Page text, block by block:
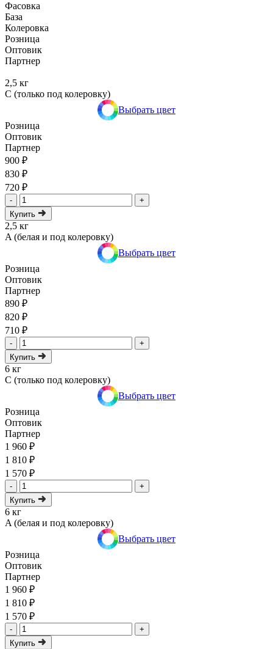
Фасовка
База
Колеровка
Розница
Оптовик
Партнер
2,5 кг
C (только под колеровку)
Выбрать цвет
Розница
Оптовик
Партнер
900 ₽
830 ₽
720 ₽
-
+
Купить
2,5 кг
A (белая и под колеровку)
Выбрать цвет
Розница
Оптовик
Партнер
890 ₽
820 ₽
710 ₽
-
+
Купить
6 кг
C (только под колеровку)
Выбрать цвет
Розница
Оптовик
Партнер
1 960 ₽
1 810 ₽
1 570 ₽
-
+
Купить
6 кг
A (белая и под колеровку)
Выбрать цвет
Розница
Оптовик
Партнер
1 960 ₽
1 810 ₽
1 570 ₽
-
+
Купить